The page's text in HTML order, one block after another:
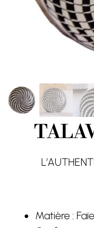
Matière :